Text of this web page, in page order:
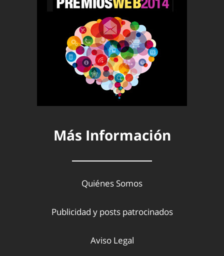
Más Información
Quiénes Somos
Publicidad y posts patrocinados
Aviso Legal